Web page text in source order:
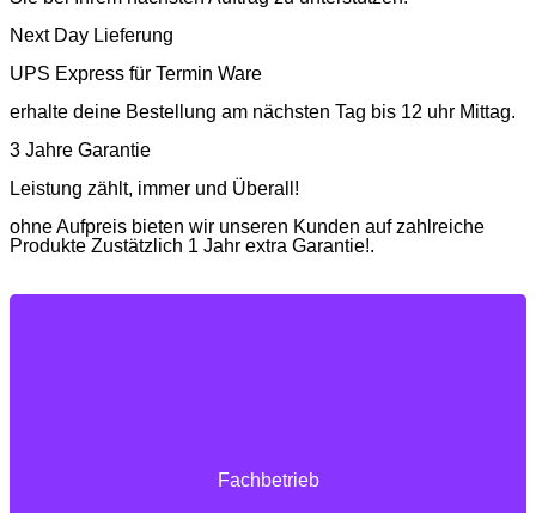
Next Day Lieferung
UPS Express für Termin Ware
erhalte deine Bestellung am nächsten Tag bis 12 uhr Mittag.
3 Jahre Garantie
Leistung zählt, immer und Überall!
ohne Aufpreis bieten wir unseren Kunden auf zahlreiche
Produkte Zustätzlich 1 Jahr extra Garantie!.
Fachbetrieb
für Profis von Profis